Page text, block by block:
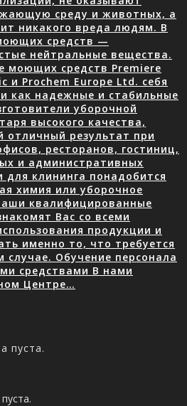
среду и животных, а
никакого вреда людям. В
средств —
нейтральные вещества.
моющих средств Premiere
и Prochem Europe Ltd. себя
как надежные и стабильные
уборочной
высокого качества,
отличный результат при
ресторанов, гостиниц,
и административных
клининга понадобится
химия или уборочное
квалифицированные
Вас со всеми
продукции и
именно то, что требуется
случае. Обучение персонала
средствами В нами
Центре…
пуста.